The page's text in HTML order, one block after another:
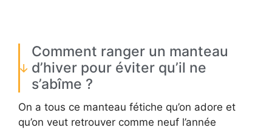
Comment ranger un manteau
d’hiver pour éviter qu’il ne
s’abîme ?
On a tous ce manteau fétiche qu’on adore et
qu’on veut retrouver comme neuf l’année